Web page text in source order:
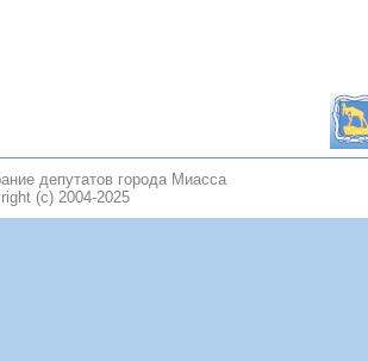
депутатов города Миасса
(c) 2004-2025